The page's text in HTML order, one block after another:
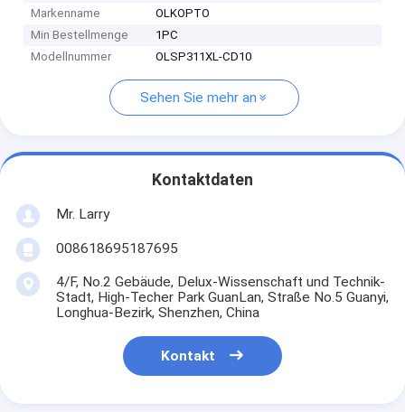
Markenname
OLKOPTO
Min Bestellmenge
1PC
Modellnummer
OLSP311XL-CD10
Sehen Sie mehr an
Kontaktdaten
Mr. Larry
008618695187695
4/F, No.2 Gebäude, Delux-Wissenschaft und Technik-
Stadt, High-Techer Park GuanLan, Straße No.5 Guanyi,
Longhua-Bezirk, Shenzhen, China
Kontakt